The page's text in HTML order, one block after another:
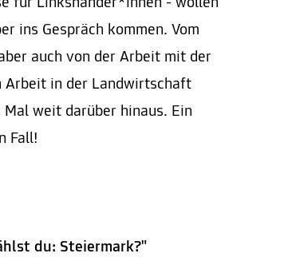
für Linkshänder*innen - wollen
ins Gespräch kommen. Vom
auch von der Arbeit mit der
Arbeit in der Landwirtschaft
weit darüber hinaus. Ein
Fall!
du: Steiermark?"